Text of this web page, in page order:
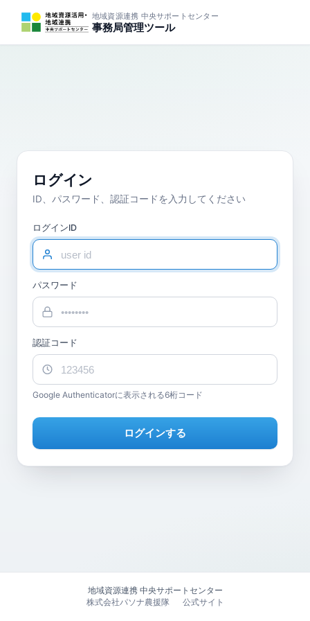
地域資源連携 中央サポートセンター
事務局管理ツール
ログイン
ID、パスワード、認証コードを入力してください
ログインID
パスワード
認証コード
Google Authenticatorに表示される6桁コード
ログインする
地域資源連携 中央サポートセンター
株式会社パソナ農援隊
公式サイト